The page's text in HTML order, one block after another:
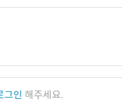
그인 해주세요.